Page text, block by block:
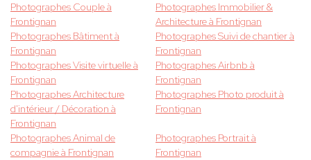
Photographes Couple à
Frontignan
Photographes Immobilier &
Architecture à Frontignan
Photographes Bâtiment à
Frontignan
Photographes Suivi de chantier à
Frontignan
Photographes Visite virtuelle à
Frontignan
Photographes Airbnb à
Frontignan
Photographes Architecture
d'intérieur / Décoration à
Frontignan
Photographes Photo produit à
Frontignan
Photographes Animal de
compagnie à Frontignan
Photographes Portrait à
Frontignan